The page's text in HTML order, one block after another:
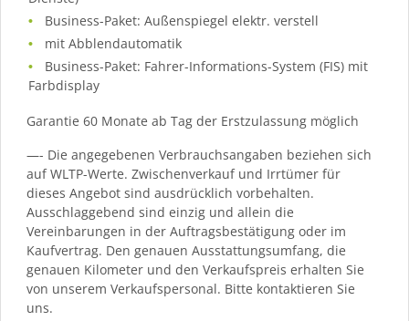
Business-Paket: Außenspiegel elektr. verstell
mit Abblendautomatik
Business-Paket: Fahrer-Informations-System (FIS) mit
Farbdisplay
Garantie 60 Monate ab Tag der Erstzulassung möglich
—- Die angegebenen Verbrauchsangaben beziehen sich
auf WLTP-Werte. Zwischenverkauf und Irrtümer für
dieses Angebot sind ausdrücklich vorbehalten.
Ausschlaggebend sind einzig und allein die
Vereinbarungen in der Auftragsbestätigung oder im
Kaufvertrag. Den genauen Ausstattungsumfang, die
genauen Kilometer und den Verkaufspreis erhalten Sie
von unserem Verkaufspersonal. Bitte kontaktieren Sie
uns.